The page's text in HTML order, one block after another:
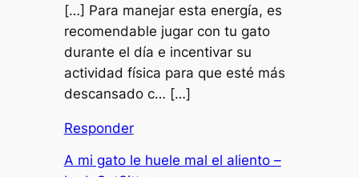
[…] Para manejar esta energía, es
recomendable jugar con tu gato
durante el día e incentivar su
actividad física para que esté más
descansado c… […]
Responder
A mi gato le huele mal el aliento –